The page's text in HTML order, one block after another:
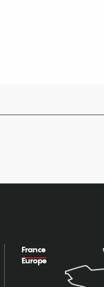
France
Europe